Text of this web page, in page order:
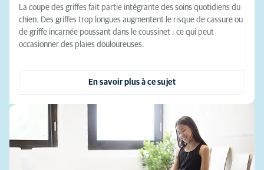
La coupe des griffes fait partie intégrante des soins quotidiens du
chien. Des griffes trop longues augmentent le risque de cassure ou
de griffe incarnée poussant dans le coussinet ; ce qui peut
occasionner des plaies douloureuses.
En savoir plus à ce sujet